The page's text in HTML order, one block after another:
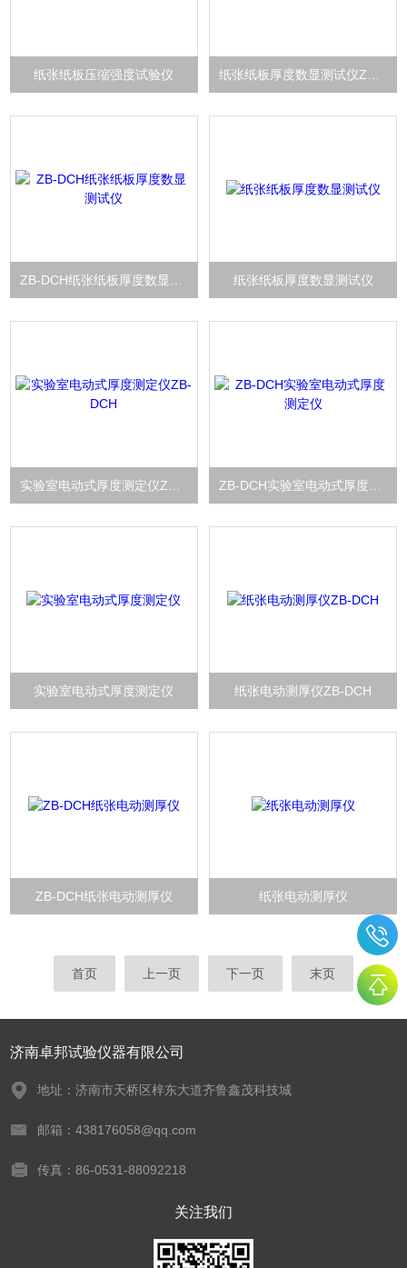
纸张纸板压缩强度试验仪
纸张纸板厚度数显测试仪
实验室电动式厚度测定仪 纸张电动测厚仪ZB-DCH
ZB-DCH纸张电动测厚仪 纸张电动测厚仪
首页 上一页 下一页 末页
济南卓邦试验仪器有限公司
地址：济南市天桥区梓东大道齐鲁鑫茂科技城
邮箱：438176058@qq.com
传真：86-0531-88092218
关注我们